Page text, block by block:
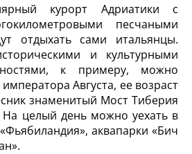
курорт Адриатики с
песчаными
отдыхать сами итальянцы.
и культурными
к примеру, можно
Августа, ее возраст
знаменитый Мост Тиберия
целый день можно уехать в
аквапарки «Бич